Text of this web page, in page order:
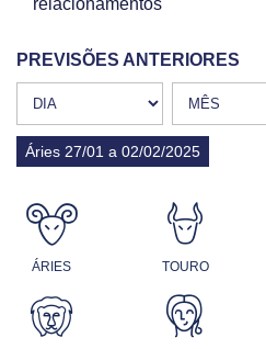
PREVISÕES ANTERIORES
Áries 27/01 a 02/02/2025
ÁRIES TOURO